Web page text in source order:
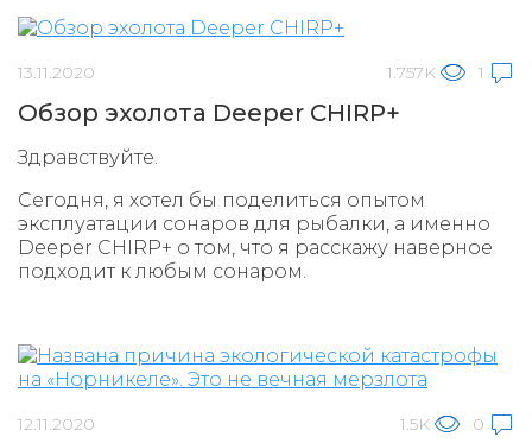
13.11.2020 1.757K 1
Обзор эхолота Deeper CHIRP+
Здравствуйте.
Сегодня, я хотел бы поделиться опытом
эксплуатации сонаров для рыбалки, а именно
Deeper CHIRP+ о том, что я расскажу наверное
подходит к любым сонаром.
12.11.2020 1.5K 0